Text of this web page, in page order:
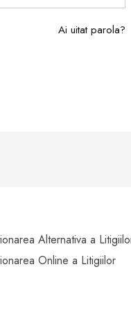
Ai uitat parola?